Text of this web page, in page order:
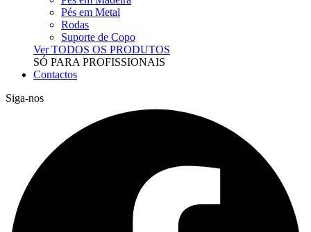
Pés em Metal
Rodas
Suporte de Copo
Ver TODOS OS PRODUTOS
SÓ PARA PROFISSIONAIS
Contactos
Siga-nos